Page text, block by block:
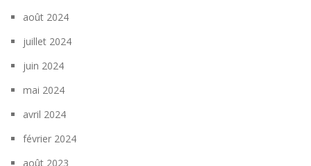
août 2024
juillet 2024
juin 2024
mai 2024
avril 2024
février 2024
août 2023